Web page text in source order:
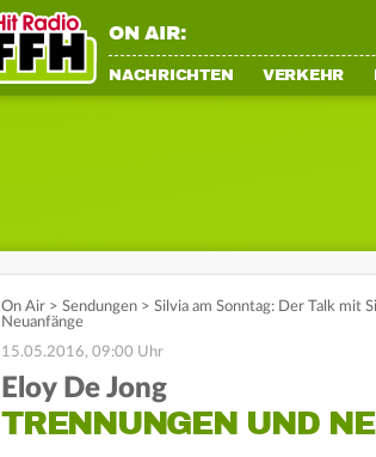
ON AIR:
NACHRICHTEN VERKEHR
On Air > Sendungen > Silvia am Sonntag: Der Talk mit
Neuanfänge
15.05.2016, 09:00 Uhr
Eloy De Jong
TRENNUNGEN UND